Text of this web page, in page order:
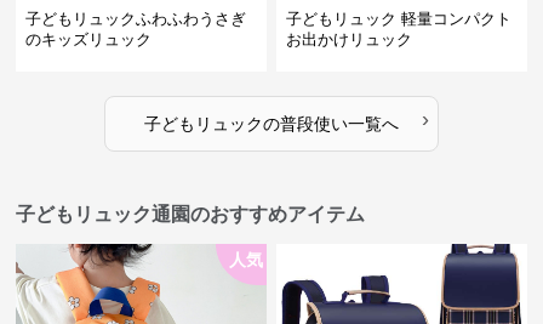
子どもリュックふわふわうさぎ
のキッズリュック
子どもリュック 軽量コンパクト
お出かけリュック
子どもリュックの普段使い一覧へ ›
子どもリュック通園のおすすめアイテム
人気